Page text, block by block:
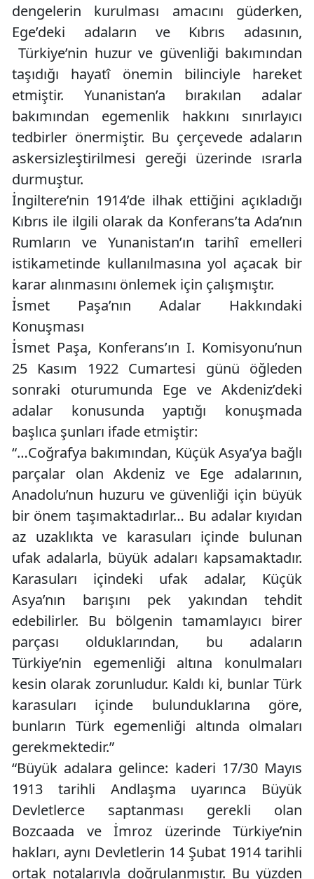
dengelerin kurulması amacını güderken,
Ege’deki adaların ve Kıbrıs adasının,
Türkiye’nin huzur ve güvenliği bakımından
taşıdığı hayatî önemin bilinciyle hareket
etmiştir. Yunanistan’a bırakılan adalar
bakımından egemenlik hakkını sınırlayıcı
tedbirler önermiştir. Bu çerçevede adaların
askersizleştirilmesi gereği üzerinde ısrarla
durmuştur.
İngiltere’nin 1914’de ilhak ettiğini açıkladığı
Kıbrıs ile ilgili olarak da Konferans’ta Ada’nın
Rumların ve Yunanistan’ın tarihî emelleri
istikametinde kullanılmasına yol açacak bir
karar alınmasını önlemek için çalışmıştır.
İsmet Paşa’nın Adalar Hakkındaki
Konuşması
İsmet Paşa, Konferans’ın I. Komisyonu’nun
25 Kasım 1922 Cumartesi günü öğleden
sonraki oturumunda Ege ve Akdeniz’deki
adalar konusunda yaptığı konuşmada
başlıca şunları ifade etmiştir:
“…Coğrafya bakımından, Küçük Asya’ya bağlı
parçalar olan Akdeniz ve Ege adalarının,
Anadolu’nun huzuru ve güvenliği için büyük
bir önem taşımaktadırlar… Bu adalar kıyıdan
az uzaklıkta ve karasuları içinde bulunan
ufak adalarla, büyük adaları kapsamaktadır.
Karasuları içindeki ufak adalar, Küçük
Asya’nın barışını pek yakından tehdit
edebilirler. Bu bölgenin tamamlayıcı birer
parçası olduklarından, bu adaların
Türkiye’nin egemenliği altına konulmaları
kesin olarak zorunludur. Kaldı ki, bunlar Türk
karasuları içinde bulunduklarına göre,
bunların Türk egemenliği altında olmaları
gerekmektedir.”
“Büyük adalara gelince: kaderi 17/30 Mayıs
1913 tarihli Andlaşma uyarınca Büyük
Devletlerce saptanması gerekli olan
Bozcaada ve İmroz üzerinde Türkiye’nin
hakları, aynı Devletlerin 14 Şubat 1914 tarihli
ortak notalarıyla doğrulanmıştır. Bu yüzden